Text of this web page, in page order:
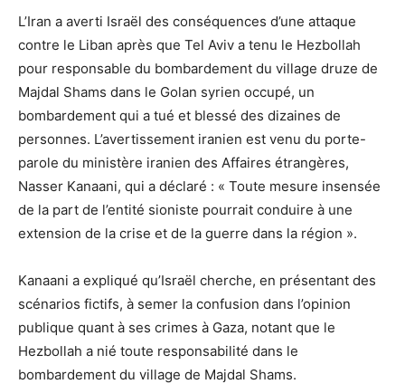
L’Iran a averti Israël des conséquences d’une attaque
contre le Liban après que Tel Aviv a tenu le Hezbollah
pour responsable du bombardement du village druze de
Majdal Shams dans le Golan syrien occupé, un
bombardement qui a tué et blessé des dizaines de
personnes. L’avertissement iranien est venu du porte-
parole du ministère iranien des Affaires étrangères,
Nasser Kanaani, qui a déclaré : « Toute mesure insensée
de la part de l’entité sioniste pourrait conduire à une
extension de la crise et de la guerre dans la région ».
Kanaani a expliqué qu’Israël cherche, en présentant des
scénarios fictifs, à semer la confusion dans l’opinion
publique quant à ses crimes à Gaza, notant que le
Hezbollah a nié toute responsabilité dans le
bombardement du village de Majdal Shams.